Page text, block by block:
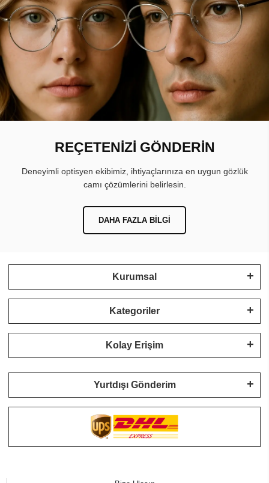
REÇETENİZİ GÖNDERİN
Deneyimli optisyen ekibimiz, ihtiyaçlarınıza en uygun gözlük
camı çözümlerini belirlesin.
DAHA FAZLA BILGI
Kurumsal
Kategoriler
Kolay Erişim
Yurtdışı Gönderim